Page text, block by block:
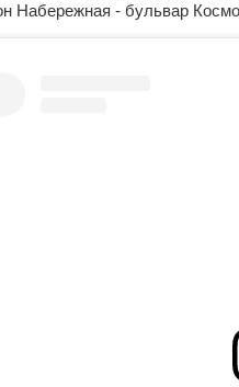
Набережная - бульвар